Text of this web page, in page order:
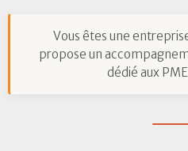
Vous êtes une
propose un
dédié aux